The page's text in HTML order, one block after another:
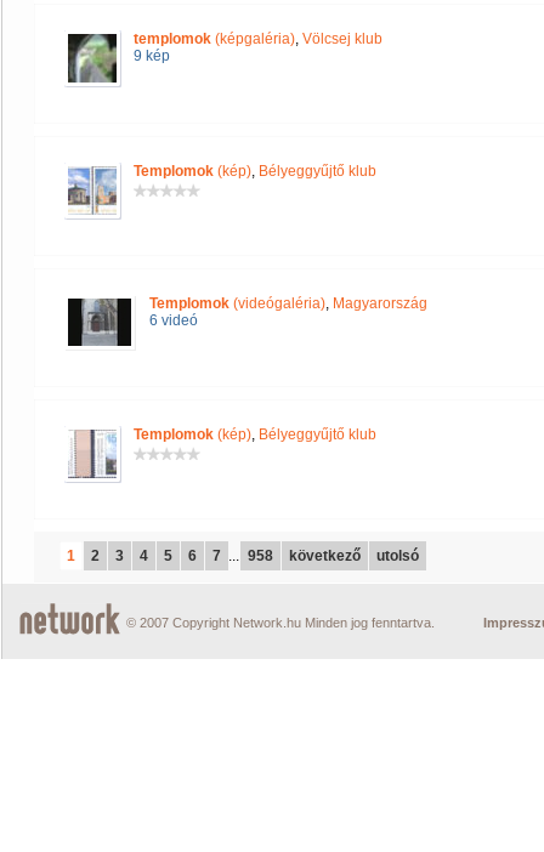
templomok (képgaléria), Völcsej klub
9 kép
Templomok (kép), Bélyeggyűjtő klub
Templomok (videógaléria), Magyarország
6 videó
Templomok (kép), Bélyeggyűjtő klub
1 2 3 4 5 6 7 ... 958 következő utolsó
© 2007 Copyright Network.hu Minden jog fenntartva.